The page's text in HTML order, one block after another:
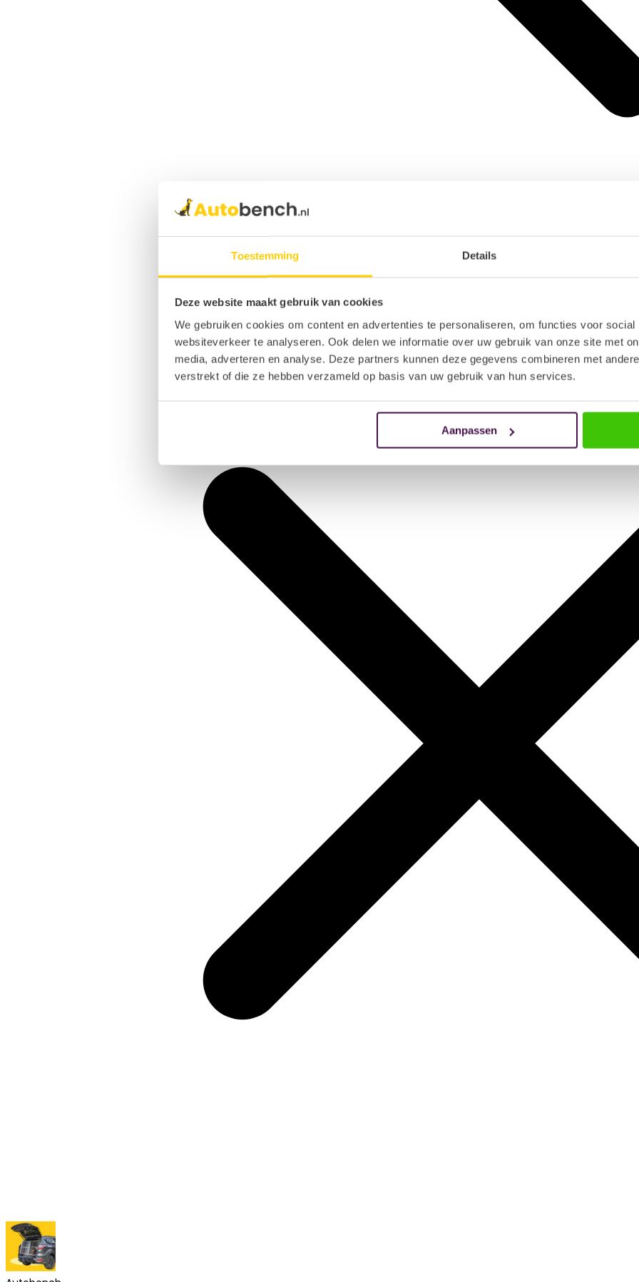
Toestemming Details
Deze website maakt gebruik van cookies
We gebruiken cookies om content en advertenties te personaliseren, om functies voor
websiteverkeer te analyseren. Ook delen we informatie over uw gebruik van onze site met
media, adverteren en analyse. Deze partners kunnen deze gegevens combineren met
verstrekt of die ze hebben verzameld op basis van uw gebruik van hun services.
Aanpassen